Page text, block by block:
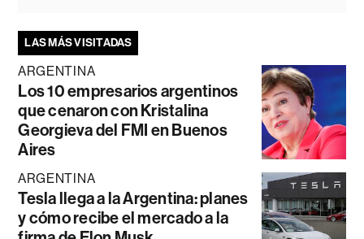
LAS MÁS VISITADAS
ARGENTINA
Los 10 empresarios argentinos
que cenaron con Kristalina
Georgieva del FMI en Buenos
Aires
ARGENTINA
Tesla llega a la Argentina: planes
y cómo recibe el mercado a la